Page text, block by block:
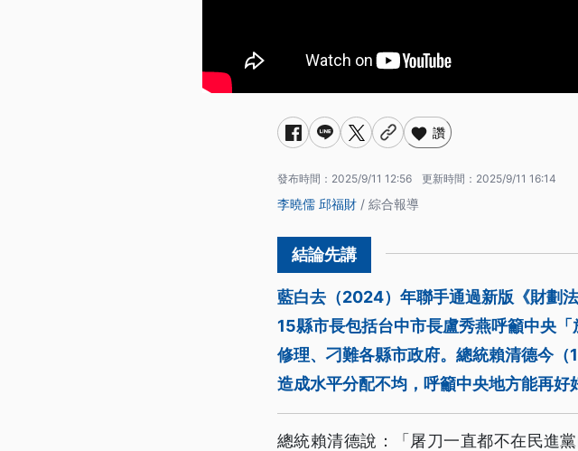
讚
發布時間： 2025/9/11 12:56 更新時間： 2025/9/11 16:14
李曉儒 邱福財 / 綜合報導
藍白去（2024）年聯手通過新版《財劃
15縣市長包括台中市長盧秀燕呼籲中央
修理、刁難各縣市政府。總統賴清德今
造成水平分配不均，呼籲中央地方能再好
總統賴清德說：「屠刀一直都不在民進